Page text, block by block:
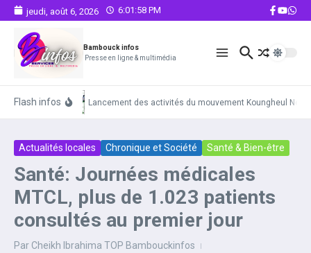
Aller au contenu
jeudi, août 6, 2026 6:01:58 PM
Bambouck infos
Presse en ligne & multimédia
Flash infos Lancement des activités du mouvement Koungheul Notre
Actualités locales Chronique et Société Santé & Bien-être
Santé: Journées médicales
MTCL, plus de 1.023 patients
consultés au premier jour
Par Cheikh Ibrahima TOP Bambouckinfos